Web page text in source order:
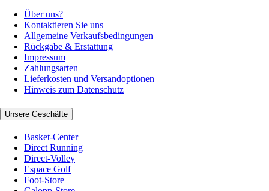
Über uns?
Kontaktieren Sie uns
Allgemeine Verkaufsbedingungen
Rückgabe & Erstattung
Impressum
Zahlungsarten
Lieferkosten und Versandoptionen
Hinweis zum Datenschutz
Unsere Geschäfte
Basket-Center
Direct Running
Direct-Volley
Espace Golf
Foot-Store